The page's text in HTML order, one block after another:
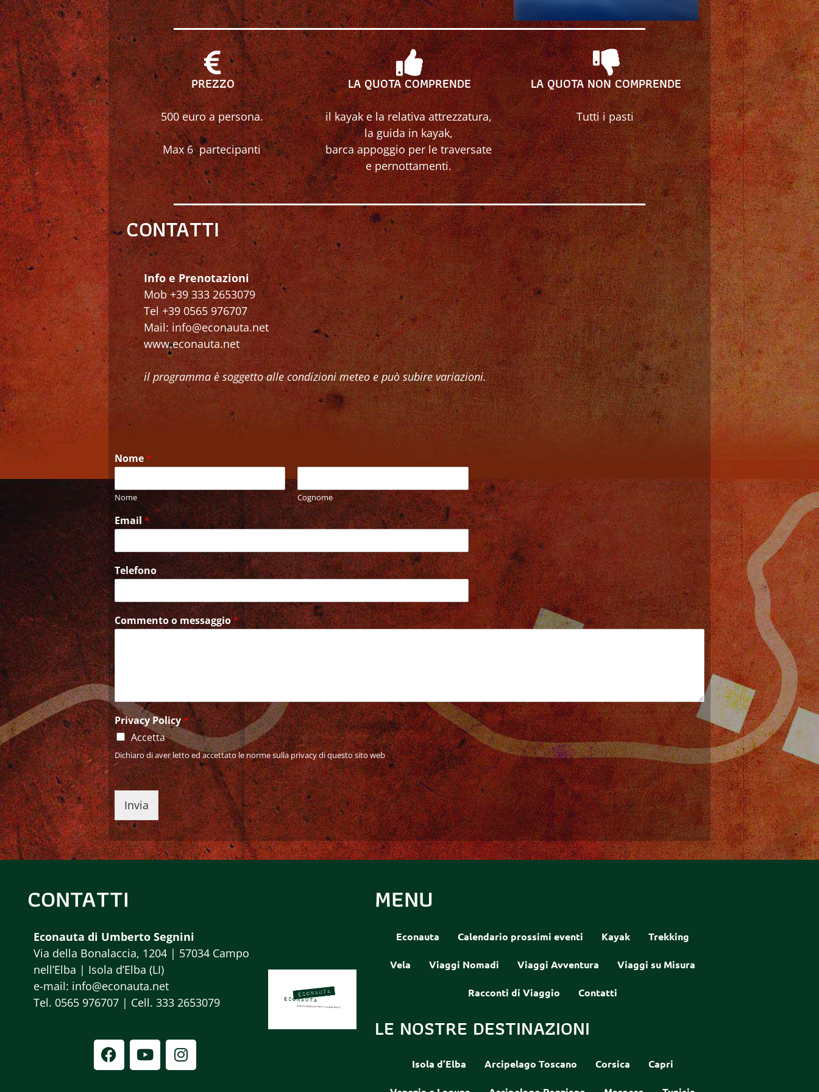
PREZZO
500 euro a persona.
Max 6 partecipanti
LA QUOTA COMPRENDE
il kayak e la relativa attrezzatura,
la guida in kayak,
barca appoggio per le traversate
e pernottamenti.
LA QUOTA NON COMPRENDE
Tutti i pasti
CONTATTI
Info e Prenotazioni
Mob +39 333 2653079
Tel +39 0565 976707
Mail: info@econauta.net
www.econauta.net
il programma è soggetto alle condizioni meteo e può subire variazioni.
Nome *
Nome Cognome
Email *
Telefono
Commento o messaggio*
Privacy Policy*
Accetta
Dichiaro di aver letto ed accettato le norme sulla privacy di questo sito web
Invia
CONTATTI
Econauta di Umberto Segnini
Via della Bonalaccia, 1204 | 57034 Campo
nell’Elba | Isola d’Elba (LI)
e-mail: info@econauta.net
Tel. 0565 976707 | Cell. 333 2653079
MENU
Econauta Calendario prossimi eventi Kayak Trekking
Vela Viaggi Nomadi Viaggi Avventura Viaggi su Misura
Racconti di Viaggio Contatti
LE NOSTRE DESTINAZIONI
Isola d’Elba Arcipelago Toscano Corsica Capri